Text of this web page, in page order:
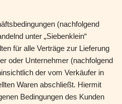
(nachfolgend
unter „Siebenklein“
für alle Verträge zur Lieferung
oder Unternehmer (nachfolgend
der vom Verkäufer in
Waren abschließt. Hiermit
Bedingungen des Kunden